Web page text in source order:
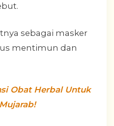
sebagai masker
mentimun dan
Obat Herbal Untuk